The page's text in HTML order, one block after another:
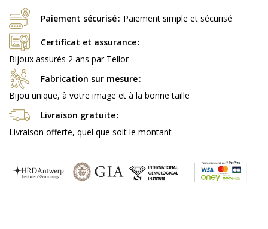
Paiement sécurisé Paiement simple et sécurisé
Certificat et assurance
Bijoux assurés 2 ans par Tellor
Fabrication sur mesure
Bijou unique, à votre image et à la bonne taille
Livraison gratuite
Livraison offerte, quel que soit le montant